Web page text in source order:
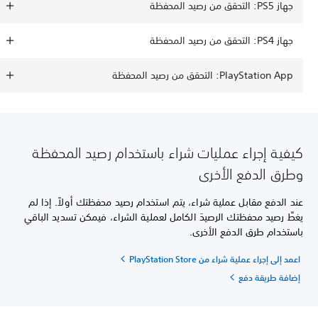
جهاز PS5: التحقق من رصيد المحفظة
جهاز PS4: التحقق من رصيد المحفظة
PlayStation App: التحقق من رصيد المحفظة
كيفية إجراء عمليات شراء باستخدام رصيد المحفظة
وطرق الدفع الأخرى
عند الدفع مقابل عملية شراء، يتم استخدام رصيد محفظتك أولاً. إذا لم
يغطِّ رصيد محفظتك الرصيدَ الكامل لعملية الشراء، فيمكن تسديد الباقي
باستخدام طرق الدفع الأخرى.
اعمد إلى إجراء عملية شراء من PlayStation Store
إضافة طريقة دفع